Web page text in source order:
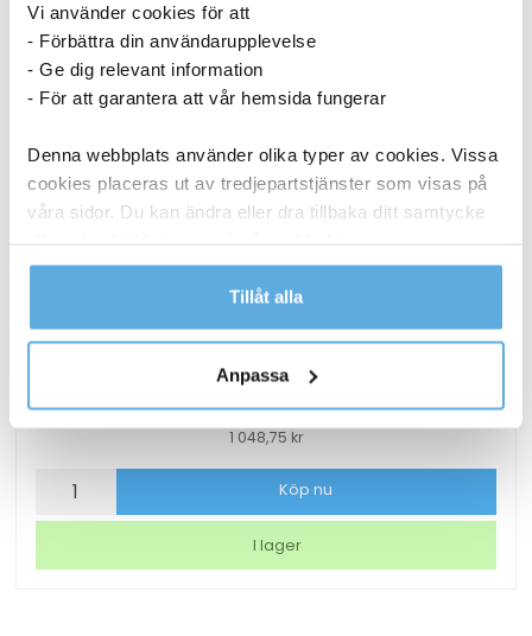
Vi använder cookies för att
- Förbättra din användarupplevelse
- Ge dig relevant information
- För att garantera att vår hemsida fungerar
Denna webbplats använder olika typer av cookies. Vissa
cookies placeras ut av tredjepartstjänster som visas på
våra sidor. Du kan ändra eller dra tillbaka ditt samtycke
Läs mer i vår integritetspolicy om vilka vi är, hur du
kontaktar oss och på vilket sätt vi behandlar
Tillåt alla
Anpassa
Torkrulle Tork W1/2/3 Rengöringsduk Slitstark
1 048,75 kr
Torkrulle
Rengöringsduk
Köp nu
I lager